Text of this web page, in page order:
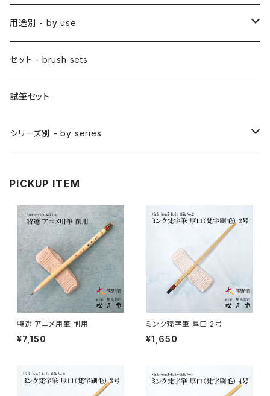
アニメ用平筆
彩色筆 / SAISHIKI (color)
面相筆 / MENSO (line,detail)
削用筆 / SAKUYO (all-purpose)
隈取筆 / KUMADORI (blur,color)
長流 / CHORYU (ink draw)
山馬筆 / SANBA (ink,rough line)
ローケツ筆 / ROUKETSU (batik)
線描筆 / SENBYO (line,outline)
日本画用絵刷毛
アニメ用絵刷毛
スリ込刷毛 / SURIKOMIBAKE (stencil)
差指刷毛 / SASHIBAKE (silk dyeing)
梵字筆 / BONJI-FUDE (sanskrit)
料理用刷毛 / RYORIBAKE(kitchen)
竹刷毛 / TAKEBAKE
横刷毛
唐刷毛
日本画用唐刷毛
小筆
仮名用
禅シリーズ
用途別 - by use
日本画 - japanese-style painting
水墨画 - japanese ink paint/sumie
アニメ背景美術 - anime background art
アニメ水張り・ぼかし・グラデーション
アニメ特定用途描き・特殊
絵手紙 - picture letter
カリグラフィー - calligraphy
陶芸 - ceramics
暮らし・雑貨 - knickknack
セット - brush sets
試筆セット
シリーズ別 - by series
PICKUP ITEM
特選 アニメ用筆 削用
¥7,150
ミンク梵字筆 厚口 2号
¥1,650